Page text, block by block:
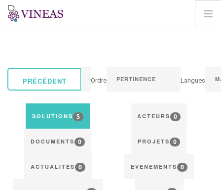
SOLUTIONS ET LEVIERS
CONNEXION
PRÉCÉDENT Ordre Langues
SOLUTIONS 5 ACTEURS 0
DOCUMENTS 0 PROJETS 0
ACTUALITÉS 0 EVÈNEMENTS 0